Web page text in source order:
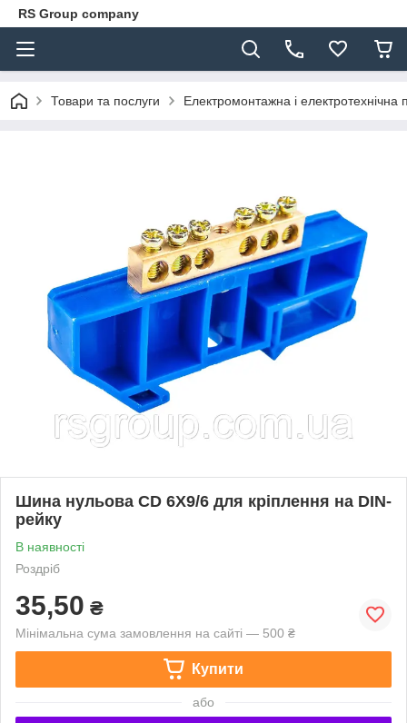
RS Group company
Товари та послуги Електромонтажна і електротехнічна
Шина нульова CD 6X9/6 для кріплення на DIN-
рейку
В наявності
Роздріб
35,50 ₴
Мінімальна сума замовлення на сайті — 500 ₴
Купити
або